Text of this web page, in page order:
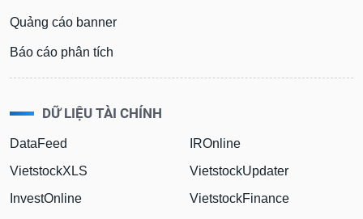
Quảng cáo banner
Báo cáo phân tích
DỮ LIỆU TÀI CHÍNH
DataFeed
VietstockXLS
InvestOnline
IROnline
VietstockUpdater
VietstockFinance